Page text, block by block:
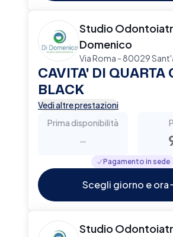
Studio
Domenico
Via Roma - 80029
CAVITA' DI QUARTA
BLACK
Vedi altre prestazioni
Prima disponibilità
-
Pagamento in sede
Scegli giorno e ora
Studio